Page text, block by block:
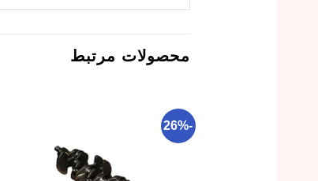
محصولات مرتبط
-26%